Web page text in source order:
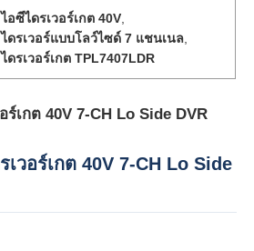
ไอซีไดรเวอร์เกต 40V
ไดรเวอร์แบบโลว์ไซด์ 7 แชนเนล
ไดรเวอร์เกต TPL7407LDR
ร์เกต 40V 7-CH Lo Side DVR
เวอร์เกต 40V 7-CH Lo Side